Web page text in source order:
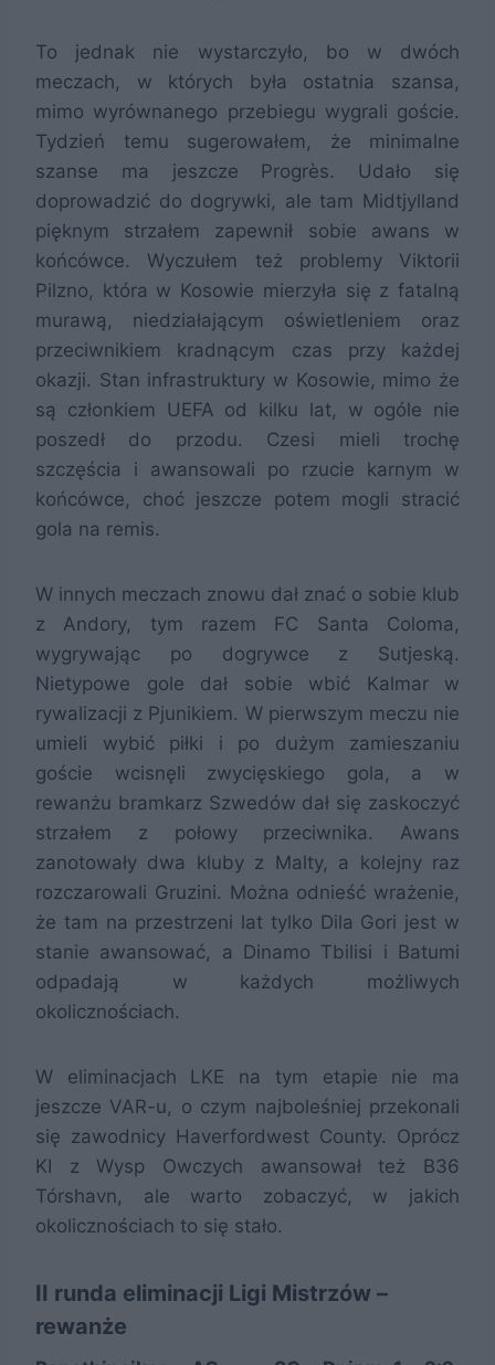
To jednak nie wystarczyło, bo w dwóch
meczach, w których była ostatnia szansa,
mimo wyrównanego przebiegu wygrali goście.
Tydzień temu sugerowałem, że minimalne
szanse ma jeszcze Progrès. Udało się
doprowadzić do dogrywki, ale tam Midtjylland
pięknym strzałem zapewnił sobie awans w
końcówce. Wyczułem też problemy Viktorii
Pilzno, która w Kosowie mierzyła się z fatalną
murawą, niedziałającym oświetleniem oraz
przeciwnikiem kradnącym czas przy każdej
okazji. Stan infrastruktury w Kosowie, mimo że
są członkiem UEFA od kilku lat, w ogóle nie
poszedł do przodu. Czesi mieli trochę
szczęścia i awansowali po rzucie karnym w
końcówce, choć jeszcze potem mogli stracić
gola na remis.
W innych meczach znowu dał znać o sobie klub
z Andory, tym razem FC Santa Coloma,
wygrywając po dogrywce z Sutjeską.
Nietypowe gole dał sobie wbić Kalmar w
rywalizacji z Pjunikiem. W pierwszym meczu nie
umieli wybić piłki i po dużym zamieszaniu
goście wcisnęli zwycięskiego gola, a w
rewanżu bramkarz Szwedów dał się zaskoczyć
strzałem z połowy przeciwnika. Awans
zanotowały dwa kluby z Malty, a kolejny raz
rozczarowali Gruzini. Można odnieść wrażenie,
że tam na przestrzeni lat tylko Dila Gori jest w
stanie awansować, a Dinamo Tbilisi i Batumi
odpadają w każdych możliwych
okolicznościach.
W eliminacjach LKE na tym etapie nie ma
jeszcze VAR-u, o czym najboleśniej przekonali
się zawodnicy Haverfordwest County. Oprócz
KI z Wysp Owczych awansował też B36
Tórshavn, ale warto zobaczyć, w jakich
okolicznościach to się stało.
II runda eliminacji Ligi Mistrzów –
rewanże